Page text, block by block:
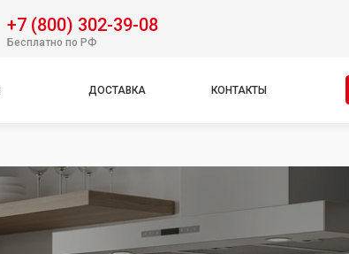
+7 (800) 302-39-08
Бесплатно по РФ
ДОСТАВКА КОНТАКТЫ